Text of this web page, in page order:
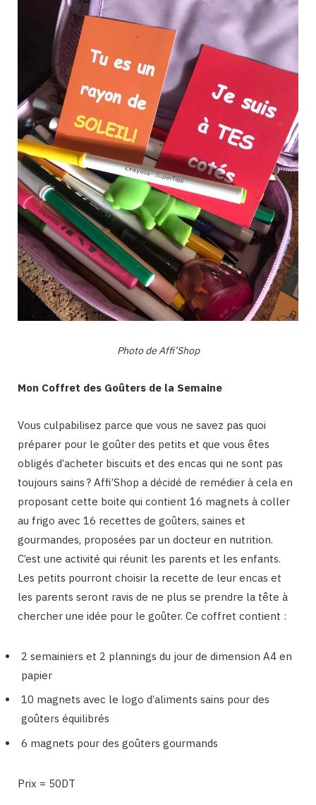
Photo de Affi’Shop
Mon Coffret des Goûters de la Semaine
Vous culpabilisez parce que vous ne savez pas quoi
préparer pour le goûter des petits et que vous êtes
obligés d’acheter biscuits et des encas qui ne sont pas
toujours sains ? Affi’Shop a décidé de remédier à cela en
proposant cette boite qui contient 16 magnets à coller
au frigo avec 16 recettes de goûters, saines et
gourmandes, proposées par un docteur en nutrition.
C’est une activité qui réunit les parents et les enfants.
Les petits pourront choisir la recette de leur encas et
les parents seront ravis de ne plus se prendre la tête à
chercher une idée pour le goûter. Ce coffret contient :
2 semainiers et 2 plannings du jour de dimension A4 en
papier
10 magnets avec le logo d’aliments sains pour des
goûters équilibrés
6 magnets pour des goûters gourmands
Prix = 50DT